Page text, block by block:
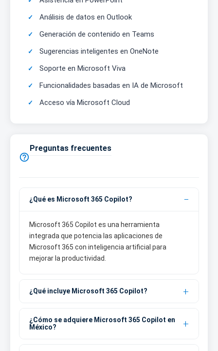
Análisis de datos en Outlook
Generación de contenido en Teams
Sugerencias inteligentes en OneNote
Soporte en Microsoft Viva
Funcionalidades basadas en IA de Microsoft
Acceso vía Microsoft Cloud

Preguntas frecuentes
¿Qué es Microsoft 365 Copilot?
Microsoft 365 Copilot es una herramienta
integrada que potencia las aplicaciones de
Microsoft 365 con inteligencia artificial para
mejorar la productividad.
¿Qué incluye Microsoft 365 Copilot?
¿Cómo se adquiere Microsoft 365 Copilot en
México?